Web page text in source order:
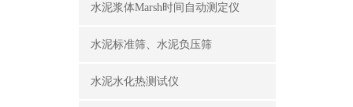
水泥浆体Marsh时间自动测定仪
水泥标准筛、水泥负压筛
水泥水化热测试仪